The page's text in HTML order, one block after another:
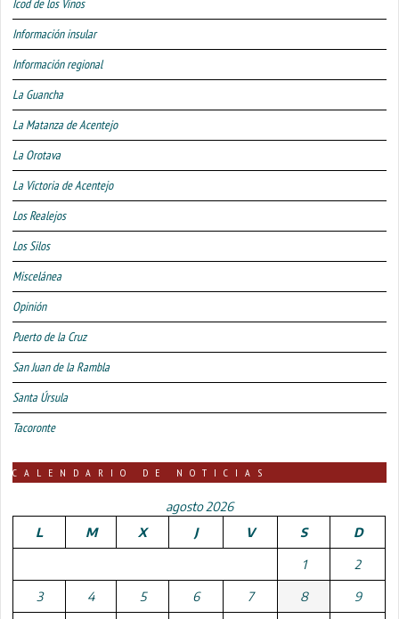
Icod de los Vinos
Información insular
Información regional
La Guancha
La Matanza de Acentejo
La Orotava
La Victoria de Acentejo
Los Realejos
Los Silos
Miscelánea
Opinión
Puerto de la Cruz
San Juan de la Rambla
Santa Úrsula
Tacoronte
CALENDARIO DE NOTICIAS
agosto 2026
L
M X J V S D
1 2
3 4 5 6 7 8 9